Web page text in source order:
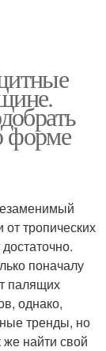
форме
тропических
поначалу
палящих
однако,
тренды, но
найти свой